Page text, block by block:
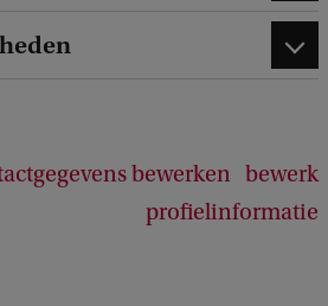
bewerken bewerk
profielinformatie